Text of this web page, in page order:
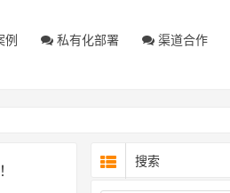
例 私有化部署 渠道合作
搜索